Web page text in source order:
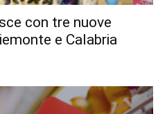
con tre nuove
e Calabria